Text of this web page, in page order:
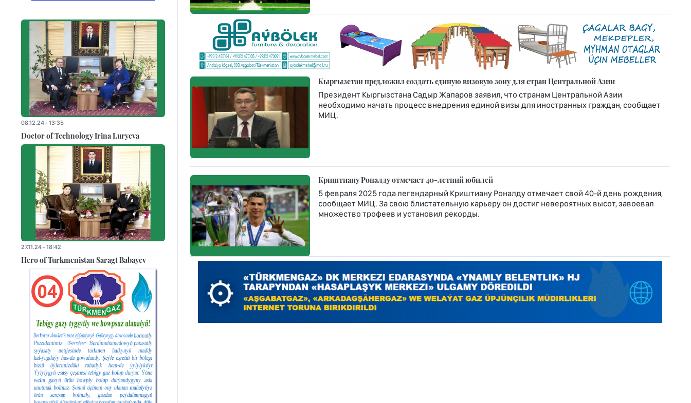
Кыргызстан предложил создать единую визовую зону для стран Центральной Азии
Президент Кыргызстана Садыр Жапаров заявил, что странам Центральной Азии
необходимо начать процесс внедрения единой визы для иностранных граждан, сообщает
МИЦ.
Криштиану Роналду отмечает 40-летний юбилей
5 февраля 2025 года легендарный Криштиану Роналду отмечает свой 40-й день рождения,
сообщает МИЦ. За свою блистательную карьеру он достиг невероятных высот, завоевал
множество трофеев и установил рекорды.
08.12.24 - 13:35
Doctor of Technology Irina Luryeva
27.11.24 - 18:42
Hero of Turkmenistan Saragt Babayev